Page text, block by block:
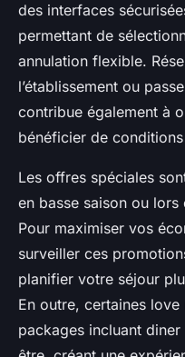
des interfaces
permettant de
annulation flexible.
l’établissement ou
contribue également à
bénéficier de
Les offres spéciales
en basse saison ou
Pour maximiser vos
surveiller ces
planifier votre séjour
En outre, certaines
packages incluant